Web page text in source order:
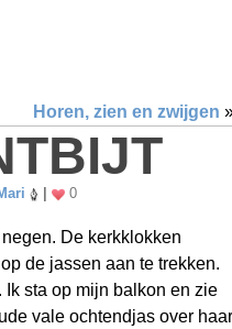
Horen, zien en zwijgen
0
De kerkklokken
de jassen aan te trekken.
Ik sta op mijn balkon en zie
vale ochtendjas over haar